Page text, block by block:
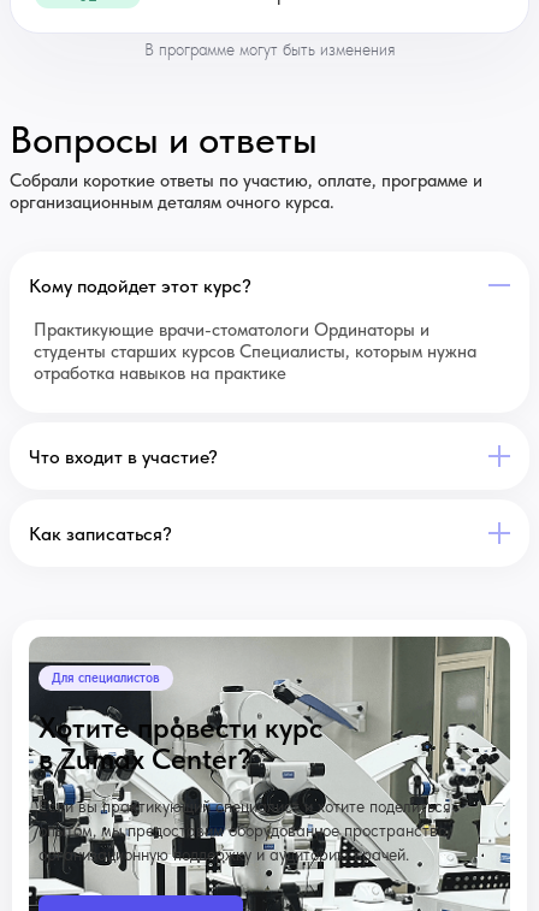
В программе могут быть изменения
Вопросы и ответы
Собрали короткие ответы по участию, оплате, программе и
организационным деталям очного курса.
Кому подойдет этот курс?
Практикующие врачи-стоматологи Ординаторы и
студенты старших курсов Специалисты, которым нужна
отработка навыков на практике
Что входит в участие?
Как записаться?
Для специалистов
Хотите провести курс
в Zumax Center?
Если вы практикующий специалист и хотите поделиться
опытом, мы предоставим оборудованное пространство,
организационную поддержку и аудиторию врачей.